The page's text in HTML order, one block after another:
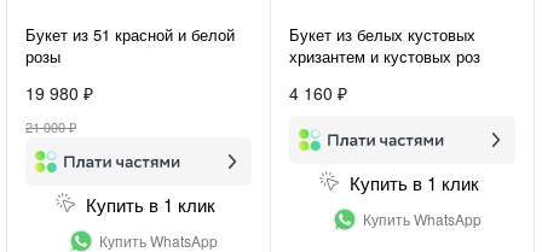
Букет из 51 красной и белой
розы
19 980 ₽
21 000 ₽
Купить в 1 клик
Купить WhatsApp
Букет из белых кустовых
хризантем и кустовых роз
4 160 ₽
Купить в 1 клик
Купить WhatsApp